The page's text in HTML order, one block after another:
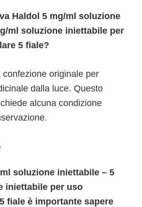
Haldol 5 mg/ml soluzione
ml soluzione iniettabile per
5 fiale?
confezione originale per
dalla luce. Questo
alcuna condizione
soluzione iniettabile – 5
iniettabile per uso
fiale è importante sapere